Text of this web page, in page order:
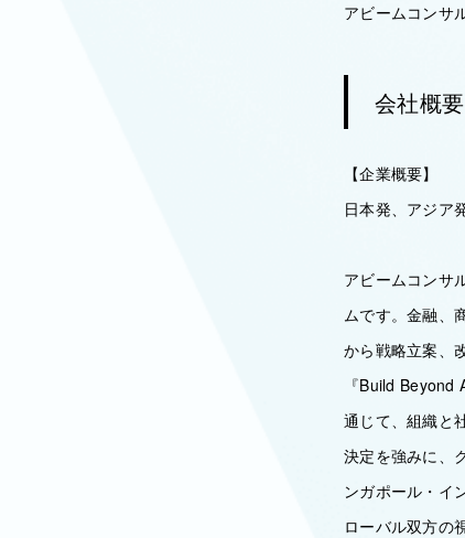
アビームコンサ
会社概要
【企業概要】
日本発、アジア
アビームコンサ
ムです。金融、
から戦略立案、
『Build
通じて、組織と
決定を強みに、
ンガポール・イ
ローバル双方の